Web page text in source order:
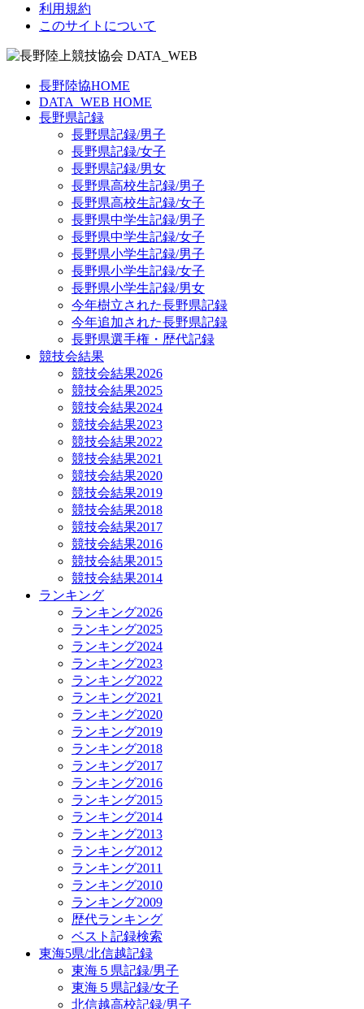
利用規約
このサイトについて
長野陸協HOME
DATA_WEB HOME
長野県記録
長野県記録/男子
長野県記録/女子
長野県記録/男女
長野県高校生記録/男子
長野県高校生記録/女子
長野県中学生記録/男子
長野県中学生記録/女子
長野県小学生記録/男子
長野県小学生記録/女子
長野県小学生記録/男女
今年樹立された長野県記録
今年追加された長野県記録
長野県選手権・歴代記録
競技会結果
競技会結果2026
競技会結果2025
競技会結果2024
競技会結果2023
競技会結果2022
競技会結果2021
競技会結果2020
競技会結果2019
競技会結果2018
競技会結果2017
競技会結果2016
競技会結果2015
競技会結果2014
ランキング
ランキング2026
ランキング2025
ランキング2024
ランキング2023
ランキング2022
ランキング2021
ランキング2020
ランキング2019
ランキング2018
ランキング2017
ランキング2016
ランキング2015
ランキング2014
ランキング2013
ランキング2012
ランキング2011
ランキング2010
ランキング2009
歴代ランキング
ベスト記録検索
東海5県/北信越記録
東海５県記録/男子
東海５県記録/女子
北信越高校記録/男子